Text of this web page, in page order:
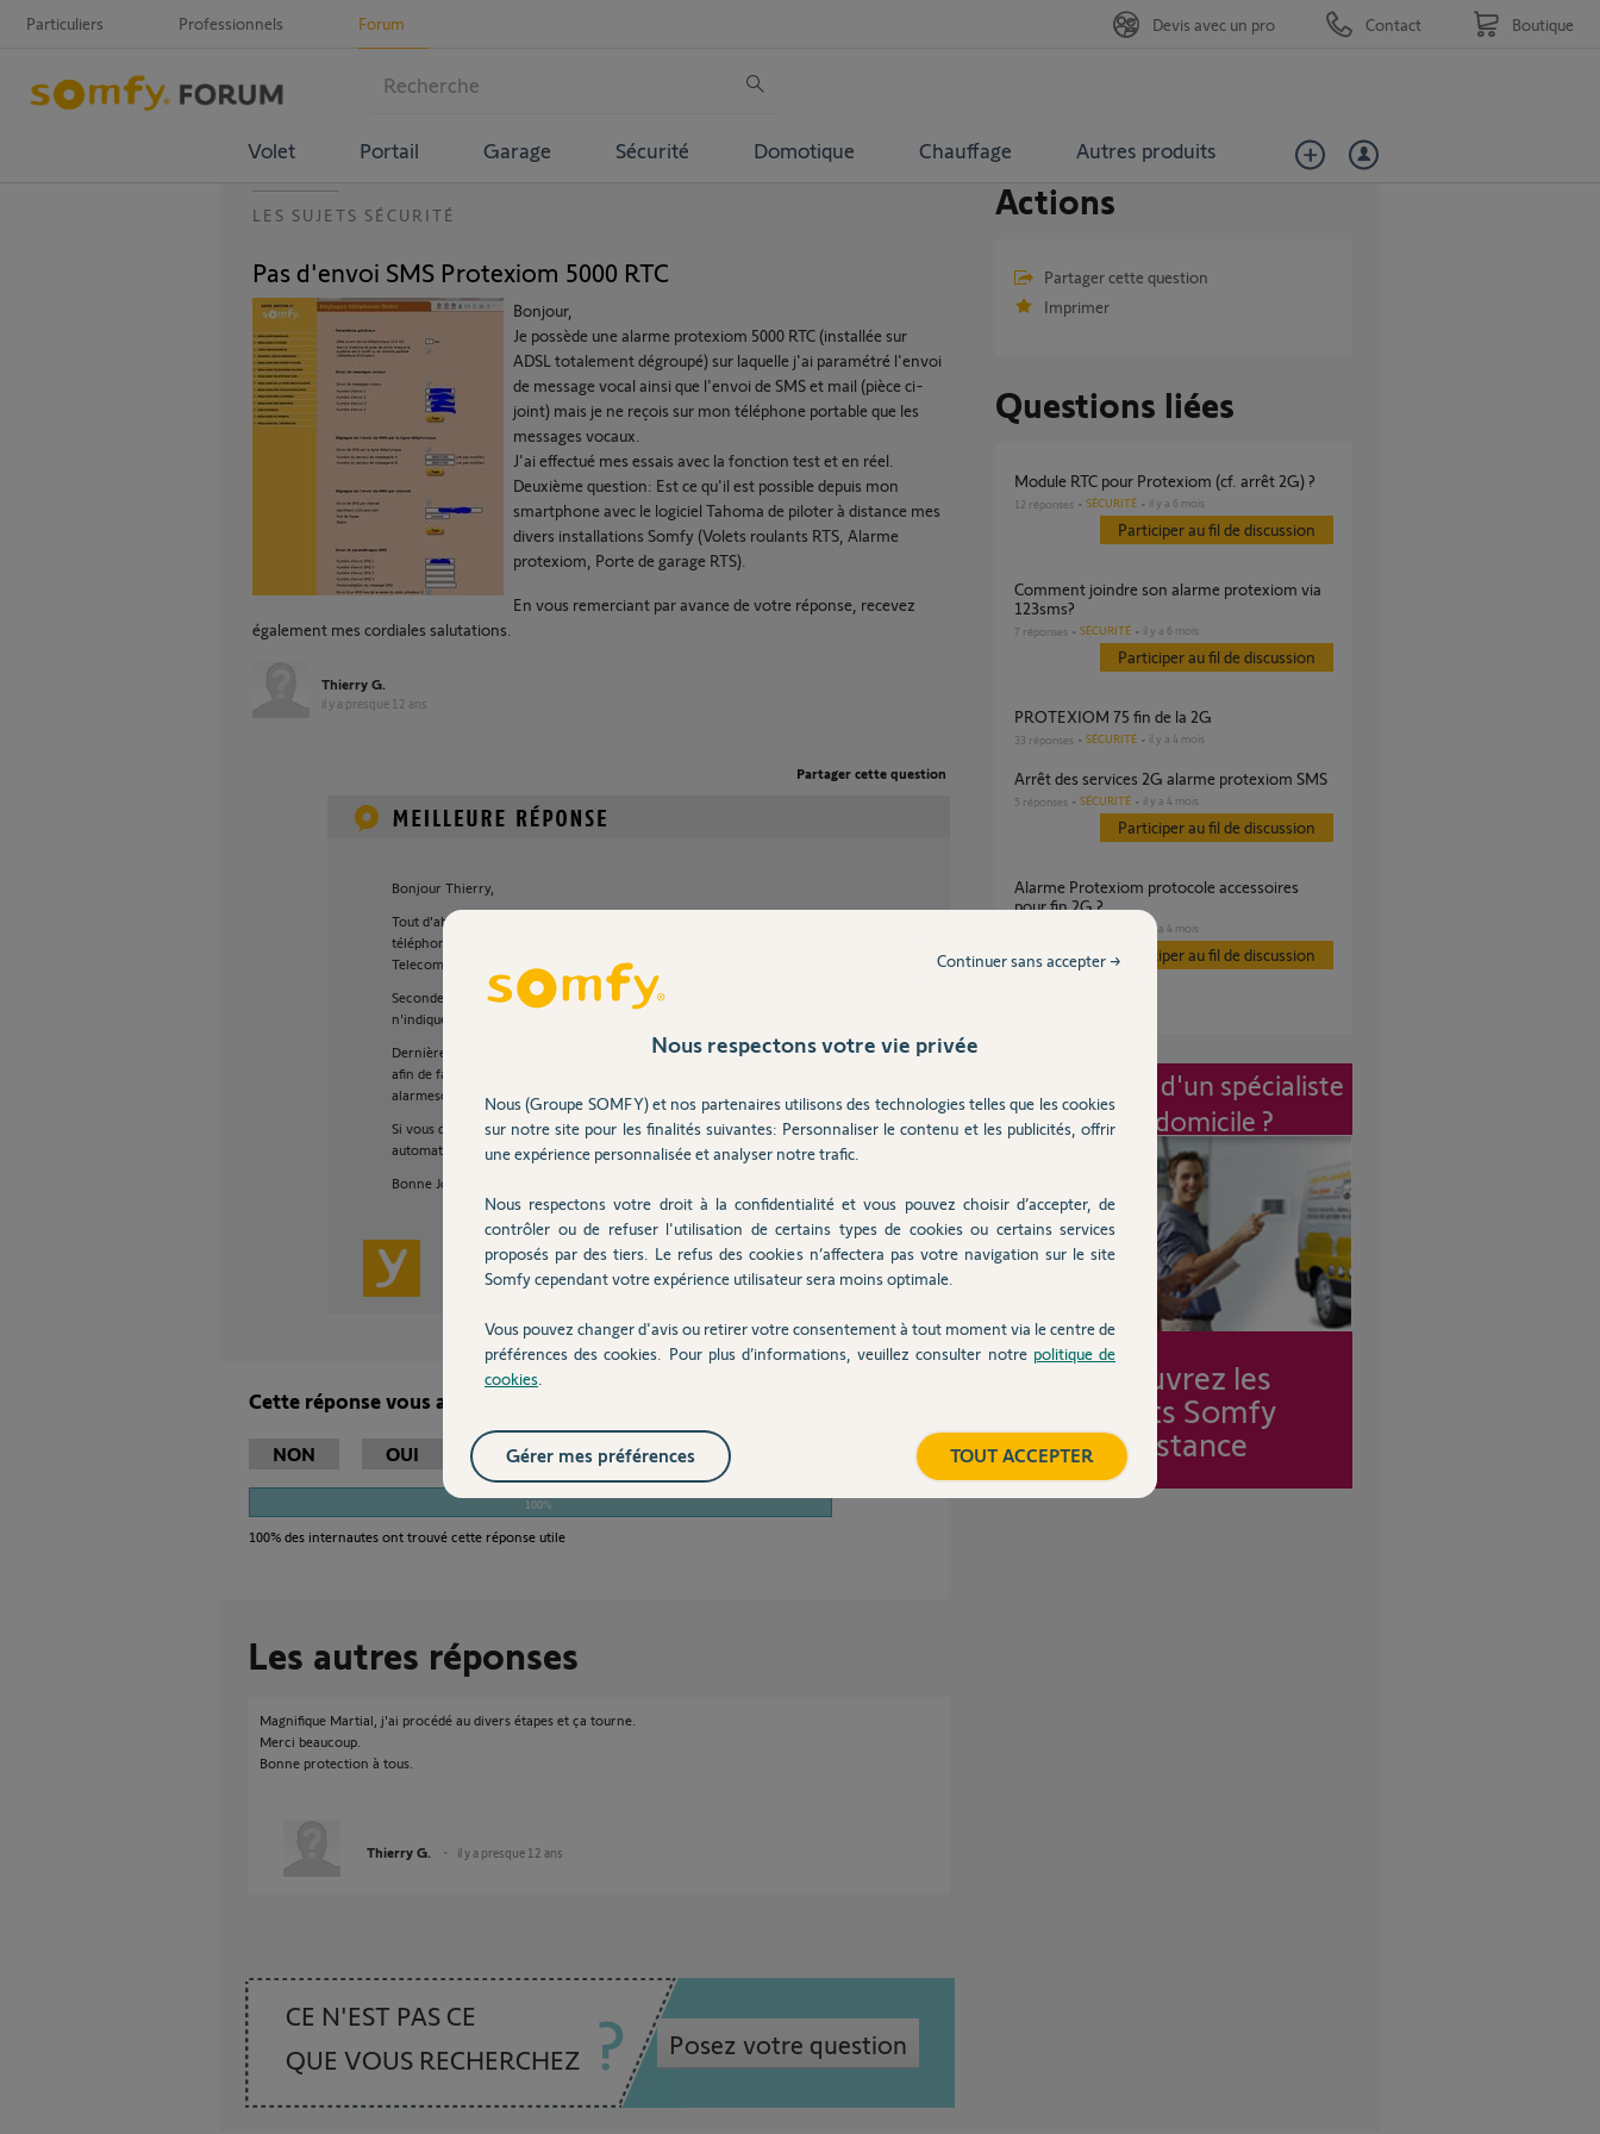
Particuliers Professionnels Forum
Volet Portail Garage Sécurité Domotique Chauffage Autres produits
Devis avec un pro Contact Boutique
LES SUJETS SÉCURITÉ
Pas d'envoi SMS Protexiom 5000 RTC
Bonjour,
Je possède une alarme protexiom 5000 RTC (installée sur
ADSL totalement dégroupé) sur laquelle j'ai paramétré l'envoi
de message vocal ainsi que l'envoi de SMS et mail (pièce ci-
joint) mais je ne reçois sur mon téléphone portable que les
messages vocaux.
J'ai effectué mes essais avec la fonction test et en réel.
Deuxième question: Est ce qu'il est possible depuis mon
smartphone avec le logiciel Tahoma de piloter à distance mes
divers installations Somfy (Volets roulants RTS, Alarme
protexiom, Porte de garage RTS).
En vous remerciant par avance de votre réponse, recevez
également mes cordiales salutations.
Thierry G.
il y a presque 12 ans
Partager cette question
Bonjour Thierry,
Tout d'abord il va falloir décocher la case "envoi de SMS par la ligne
téléphonique". Cette option n'est plus possible depuis l'arrêt par France
Telecom de l'envoi de SMS par ligne téléphonique.
Secondement avez-vous créer un compte sur 123-sms ? Car le statut
n'indique aucune information.
Dernièrement il est obligatoire d'avoir créer un compte d’accès à distance
afin de faire fonctionner le service 123-sms. Avez-vous créer ce compte sur
alarmesomfy.net ?
Si vous disposez d'un boitier TaHoma alors il vous sera possible de piloter vos
automatismes SOMFY via une application dus smartphone.
Bonne Journée
Martial V. il y a presque 12 ans
Cette réponse vous a-t-elle aidé ?
NON OUI
100%
100% des internautes ont trouvé cette réponse utile
Les autres réponses
Magnifique Martial, j'ai procédé au divers étapes et ça tourne.
Merci beaucoup.
Bonne protection à tous.
Thierry G. il y a presque 12 ans
CE N'EST PAS CE
QUE VOUS RECHERCHEZ
Posez votre question
Actions
Partager cette question
Imprimer
Questions liées
Module RTC pour Protexiom (cf. arrêt 2G) ?
12 réponses SÉCURITÉ il y a 6 mois
Participer au fil de discussion
comment joindre son alarme protexiom via
123sms?
7 réponses SÉCURITÉ il y a 6 mois
Participer au fil de discussion
PROTEXIOM 75 fin de la 2G
33 réponses SÉCURITÉ il y a 4 mois
Arrêt des services 2G alarme protexiom SMS
5 réponses SÉCURITÉ il y a 4 mois
Participer au fil de discussion
Alarme Protexiom protocole accessoires
pour fin 2G ?
il y a 4 mois
Participer au fil de discussion
Intervention d'un spécialiste
à mon domicile ?
Découvrez les
forfaits Somfy
Assistance
Nous respectons votre vie privée
Nous (Groupe SOMFY) et nos partenaires utilisons des technologies telles que les cookies
sur notre site pour les finalités suivantes: Personnaliser le contenu et les publicités, offrir
une expérience personnalisée et analyser notre trafic.
Nous respectons votre droit à la confidentialité et vous pouvez choisir d’accepter, de
contrôler ou de refuser l'utilisation de certains types de cookies ou certains services
proposés par des tiers. Le refus des cookies n’affectera pas votre navigation sur le site
Somfy cependant votre expérience utilisateur sera moins optimale.
Vous pouvez changer d'avis ou retirer votre consentement à tout moment via le centre de
préférences des cookies. Pour plus d’informations, veuillez consulter notre politique de
cookies
Continuer sans accepter →
TOUT ACCEPTER
Gérer mes préférences